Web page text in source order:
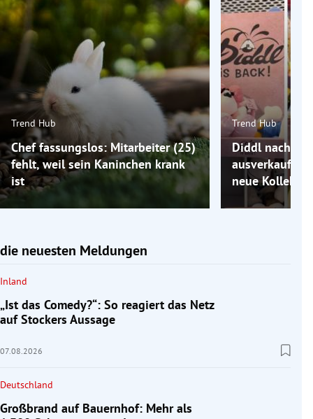
Trend Hub
Chef fassungslos: Mitarbeiter (25)
fehlt, weil sein Kaninchen krank
ist
Trend Hub
Diddl nach
ausverkauft:
neue
die neuesten Meldungen
Inland
„Ist das Comedy?“: So reagiert das Netz
auf Stockers Aussage
07.08.2026
Deutschland
Großbrand auf Bauernhof: Mehr als